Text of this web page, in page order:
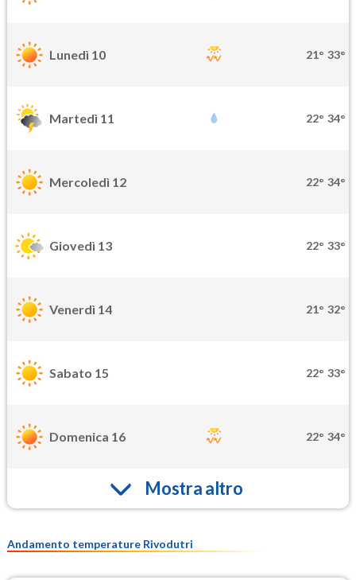
Lunedì 10 21° 33°
Martedì 11 22° 34°
Mercoledì 12 22° 34°
Giovedì 13 22° 33°
Venerdì 14 21° 32°
Sabato 15 22° 33°
Domenica 16 22° 34°
Mostra altro
Andamento temperature Rivodutri